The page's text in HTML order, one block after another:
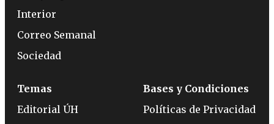
Interior
Correo Semanal
Sociedad
Temas
Editorial ÚH
Bases y Condiciones
Políticas de Privacidad